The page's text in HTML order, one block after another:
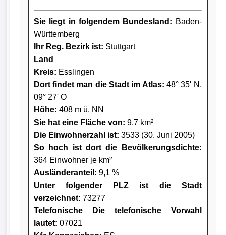
Sie liegt in folgendem Bundesland: Baden-
Württemberg
Ihr Reg. Bezirk ist: Stuttgart
Land
Kreis: Esslingen
Dort findet man die Stadt im Atlas: 48° 35' N,
09° 27' O
Höhe: 408 m ü. NN
Sie hat eine Fläche von: 9,7 km²
Die Einwohnerzahl ist: 3533 (30. Juni 2005)
So hoch ist dort die Bevölkerungsdichte:
364 Einwohner je km²
Ausländeranteil: 9,1 %
Unter folgender PLZ ist die Stadt
verzeichnet: 73277
Telefonische Die telefonische Vorwahl
lautet: 07021